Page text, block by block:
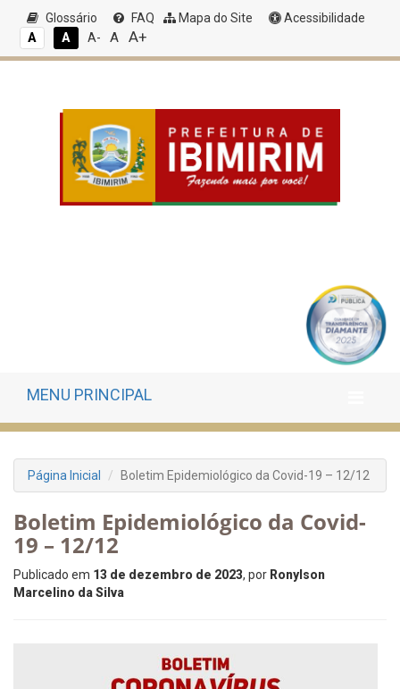
Glossário FAQ Mapa do Site
Acessibilidade
A
A A- A A+
MENU PRINCIPAL
Página Inicial Boletim Epidemiológico da Covid-19 – 12/12
Boletim Epidemiológico da Covid-
19 – 12/12
Publicado em 13 de dezembro de 2023, por Ronylson
Marcelino da Silva